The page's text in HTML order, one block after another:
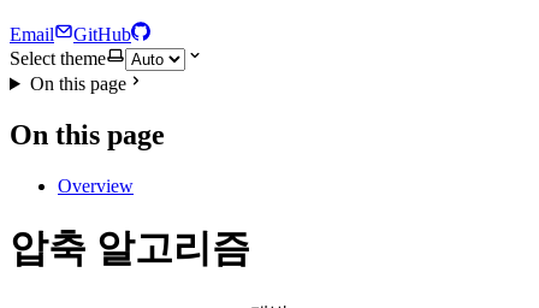
Email
GitHub
Select theme
On this page
On this page
Overview
압축 알고리즘